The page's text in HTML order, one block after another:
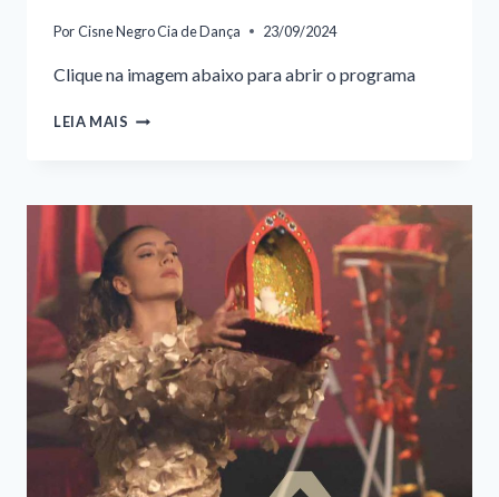
PorCisne Negro Cia de Dança 23/09/2024
Clique na imagem abaixo para abrir o programa
LEIA MAIS OBRAS